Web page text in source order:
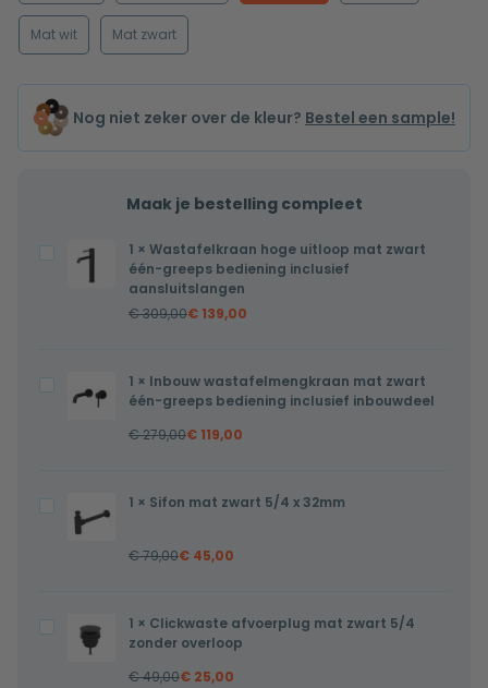
Mat wit Mat zwart
Nog niet zeker over de kleur? Bestel een sample!
Maak je bestelling compleet
Wastafelkraan
hoge
één-
bediening
aansluitslangen
1 × Wastafelkraan hoge uitloop mat zwart
één-greeps bediening inclusief
aansluitslangen
€309,00€ 139,00
Inbouw
wastafelmengkraan
greeps
bediening
1 × Inbouw wastafelmengkraan mat zwart
één-greeps bediening inclusief inbouwdeel
€279,00€ 119,00
Sifon
mat
32mm
1 × Sifon mat zwart 5/4 x 32mm
€79,00€ 45,00
Clickwaste
afvoerplug
1 × Clickwaste afvoerplug mat zwart 5/4
zonder overloop
€49,00€ 25,00